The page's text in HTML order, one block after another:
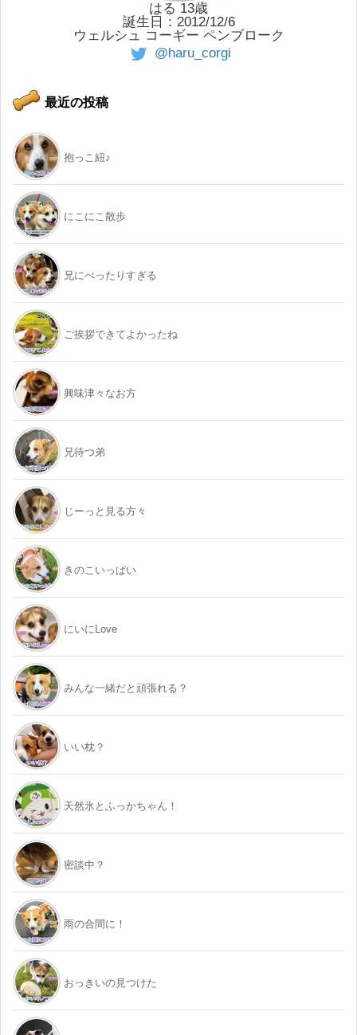
はる 13歳
誕生日：2012/12/6
ウェルシュ コーギー ペンブローク
@haru_corgi
最近の投稿
抱っこ紐♪
にこにこ散歩
兄にべったりすぎる
ご挨拶できてよかったね
興味津々なお方
兄待つ弟
じーっと見る方々
きのこいっぱい
にいにLove
みんな一緒だと頑張れる？
いい枕？
天然氷とふっかちゃん！
密談中？
雨の合間に！
おっきいの見つけた